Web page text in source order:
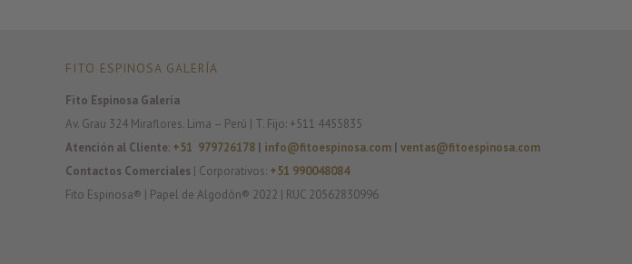
FITO ESPINOSA GALERÍA
Fito Espinosa Galería
Av. Grau 324 Miraflores. Lima – Perú | T. Fijo: +511 4455835
Atención al Cliente: +51 979726178 | info@fitoespinosa.com | ventas@fitoespinosa.com
Contactos Comerciales | Corporativos: +51 990048084
Fito Espinosa® | Papel de Algodón® 2022 | RUC 20562830996